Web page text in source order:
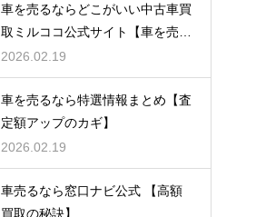
車を売るならどこがいい中古車買
取ミルココ公式サイト【車を売る
ならこれ】
2026.02.19
車を売るなら特選情報まとめ【査
定額アップのカギ】
2026.02.19
車売るなら窓口ナビ公式 【高額
買取の秘訣】